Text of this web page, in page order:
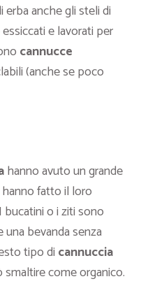
erba anche gli steli di
e lavorati per
cannucce
(anche se poco
hanno avuto un grande
fatto il loro
o i ziti sono
bevanda senza
tipo di cannuccia
smaltire come organico.